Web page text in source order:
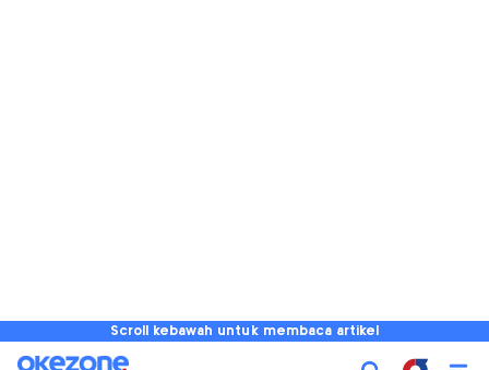
Scroll kebawah untuk membaca artikel